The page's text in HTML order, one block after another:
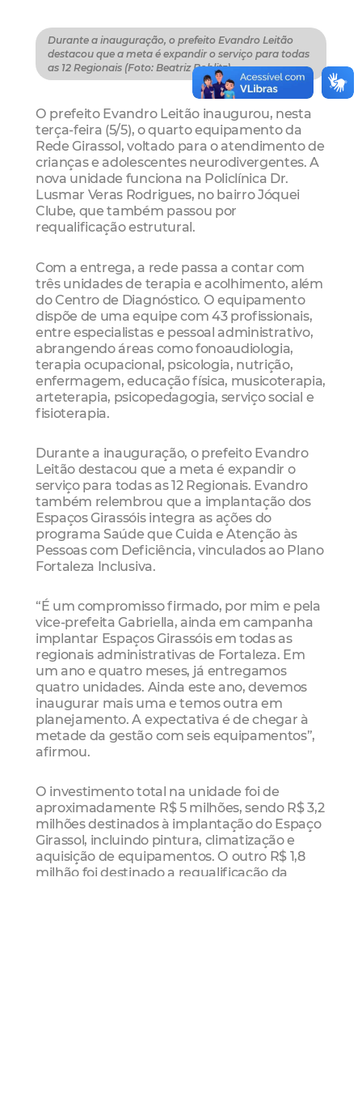
Durante a inauguração, o prefeito Evandro Leitão
destacou que a meta é expandir o serviço para todas
as 12 Regionais (Foto: Beatriz Boblitz)
O prefeito Evandro Leitão inaugurou, nesta
terça-feira (5/5), o quarto equipamento da
Rede Girassol, voltado para o atendimento de
crianças e adolescentes neurodivergentes. A
nova unidade funciona na Policlínica Dr.
Lusmar Veras Rodrigues, no bairro Jóquei
Clube, que também passou por
requalificação estrutural.
Com a entrega, a rede passa a contar com
três unidades de terapia e acolhimento, além
do Centro de Diagnóstico. O equipamento
dispõe de uma equipe com 43 profissionais,
entre especialistas e pessoal administrativo,
abrangendo áreas como fonoaudiologia,
terapia ocupacional, psicologia, nutrição,
enfermagem, educação física, musicoterapia,
arteterapia, psicopedagogia, serviço social e
fisioterapia.
Durante a inauguração, o prefeito Evandro
Leitão destacou que a meta é expandir o
serviço para todas as 12 Regionais. Evandro
também relembrou que a implantação dos
Espaços Girassóis integra as ações do
programa Saúde que Cuida e Atenção às
Pessoas com Deficiência, vinculados ao Plano
Fortaleza Inclusiva.
“É um compromisso firmado, por mim e pela
vice-prefeita Gabriella, ainda em campanha
implantar Espaços Girassóis em todas as
regionais administrativas de Fortaleza. Em
um ano e quatro meses, já entregamos
quatro unidades. Ainda este ano, devemos
inaugurar mais uma e temos outra em
planejamento. A expectativa é de chegar à
metade da gestão com seis equipamentos”,
afirmou.
O investimento total na unidade foi de
aproximadamente R$ 5 milhões, sendo R$ 3,2
milhões destinados à implantação do Espaço
Girassol, incluindo pintura, climatização e
aquisição de equipamentos. O outro R$ 1,8
milhão foi destinado a requalificação da